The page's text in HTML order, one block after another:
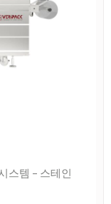
스템 – 스테인